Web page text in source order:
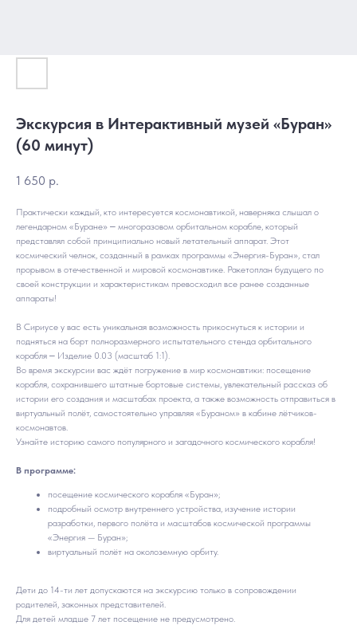
Экскурсия в Интерактивный музей «Буран»
(60 минут)
1 650 р.
Практически каждый, кто интересуется космонавтикой, наверняка слышал о
легендарном «Буране» ‒ многоразовом орбитальном корабле, который
представлял собой принципиально новый летательный аппарат. Этот
космический челнок, созданный в рамках программы «Энергия-Буран», стал
прорывом в отечественной и мировой космонавтике. Ракетоплан будущего по
своей конструкции и характеристикам превосходил все ранее созданные
аппараты!
В Сириусе у вас есть уникальная возможность прикоснуться к истории и
подняться на борт полноразмерного испытательного стенда орбитального
корабля ‒ Изделие 0.03 (масштаб 1:1).
Во время экскурсии вас ждёт погружение в мир космонавтики: посещение
корабля, сохранившего штатные бортовые системы, увлекательный рассказ об
истории его создания и масштабах проекта, а также возможность отправиться в
виртуальный полёт, самостоятельно управляя «Бураном» в кабине лётчиков-
космонавтов.
Узнайте историю самого популярного и загадочного космического корабля!
В программе:
посещение космического корабля «Буран»;
подробный осмотр внутреннего устройства, изучение истории
разработки, первого полёта и масштабов космической программы
«Энергия — Буран»;
виртуальный полёт на околоземную орбиту.
Дети до 14-ти лет допускаются на экскурсию только в сопровождении
родителей, законных представителей.
Для детей младше 7 лет посещение не предусмотрено.